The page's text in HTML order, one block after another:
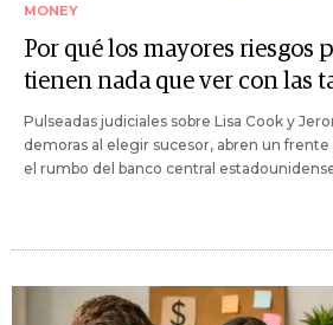
MONEY
Por qué los mayores riesgos
tienen nada que ver con las
Pulseadas judiciales sobre Lisa Cook y
demoras al elegir sucesor, abren un
el rumbo del banco central